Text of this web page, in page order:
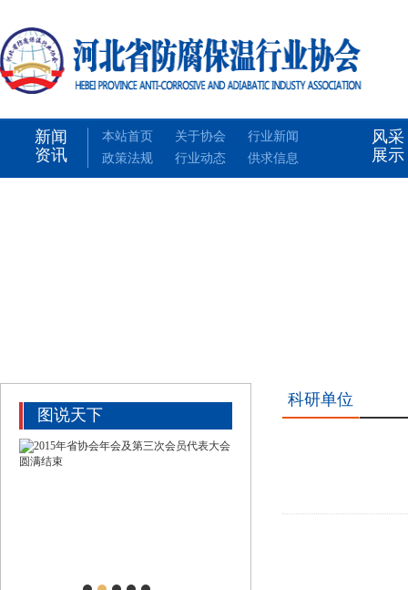
新闻
资讯
本站首页 关于协会
行业新闻
政策法规
行业动态 供求信息
风采
展示
图说天下
科研单位